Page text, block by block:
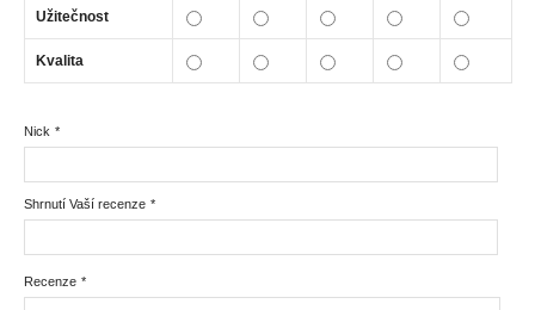
Užitečnost
Kvalita
*
Nick
*
Shrnutí Vaší recenze
*
Recenze